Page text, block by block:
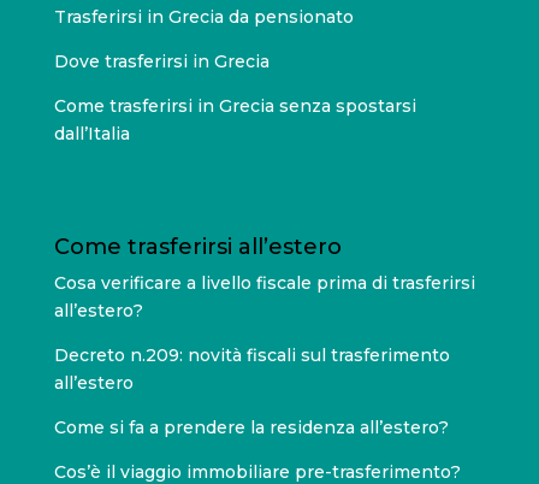
Trasferirsi in Grecia da pensionato
Dove trasferirsi in Grecia
Come trasferirsi in Grecia senza spostarsi
dall’Italia
Come trasferirsi all’estero
Cosa verificare a livello fiscale prima di trasferirsi
all’estero?
Decreto n.209: novità fiscali sul trasferimento
all’estero
Come si fa a prendere la residenza all’estero?
Cos’è il viaggio immobiliare pre-trasferimento?